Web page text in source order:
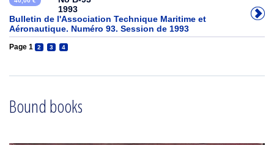
1993
Bulletin de l'Association Technique Maritime et
Aéronautique. Numéro 93. Session de 1993
Page 1 2 3 4
Bound books